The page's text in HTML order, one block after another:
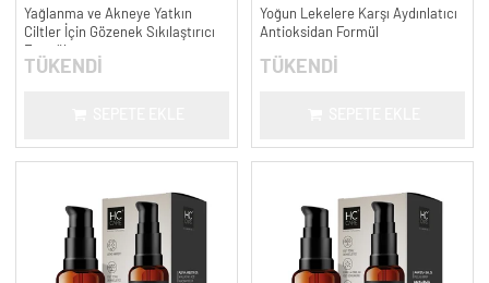
30 ml.
Yağlanma ve Akneye Yatkın
Ciltler İçin Gözenek Sıkılaştırıcı
Formül
TÜKENDİ
ml.
Yoğun Lekelere Karşı Aydınlatıcı
Antioksidan Formül
TÜKENDİ